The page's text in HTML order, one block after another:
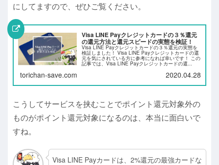
にしてますので、ぜひご覧ください。
Visa LINE Payクレジットカードの３％還元
の還元方法と還元スピードの実態を検証！
Visa LINE Payクレジットカードの３％還元の実態を
検証しました！ Visa LINE Payクレジットカードの還
元を気にされている方に参考になれば幸いです！ この
記事では、Visa LINE Payクレジットカードの還...
torichan-save.com 2020.04.28
こうしてサービスを挟むことでポイント還元対象外の
ものがポイント還元対象になるのは、本当に面白いで
すね。
Visa LINE Payカードは、2%還元の最強カードな